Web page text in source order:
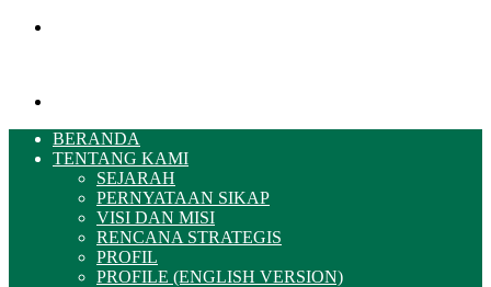
BERANDA
TENTANG KAMI
SEJARAH
PERNYATAAN SIKAP
VISI DAN MISI
RENCANA STRATEGIS
PROFIL
PROFILE (ENGLISH VERSION)